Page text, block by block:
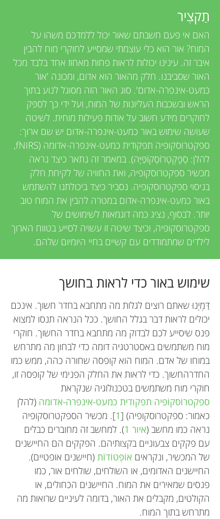
n
g
M
n
d
s
v
i
e
w
e
r
s
תַקצִיר
האם אי פעם חשבתם שאור יכול ללמדכם משהו על
המוח? אור הוא כלי עוצמתי שמסייע לחוקרי מוח להבין
איבר זה. עינינו יכולות לראות פחות מאחוז אחד בלבד מכל
האור שסביבנו. חלק מהאור הוא אדום, ומכונה 'אור
כמעט-אינפרה-אדום'. סוג האור הזה מסוגל לנוע בתוך
הראש ובשכבות העליונות של המוח, ועל ידי כך לספּק
לחוקרים מידע חשוב על אודות פעילות מוחית. לשיטה
שעושה שימוש באור כמעט-אינפרה-אדום יש שם ארוך:
ספקטרוסקופיה תפקודית כמעט-אינפרה-אדומה (fNIRS,
להלן: סְפֶּקְטְרוֹסְקוֹפִּיָּה). במאמר זה נתאר כיצד נראה
מכשיר ספקטרוסקופיה, ואת החוויה של לקיחת חלק
בניסוי ספקטרוסקופיה. נסביר כיצד ביכולתנו להשתמש
באור כמעט-אינפרה-אדום במטרה להבין את המוח טוב
יותר. לבסוף, נציג כמה דוגמאות לשימושים של
ספקטרוסקופיה, וכיצד שיטה זו עשויה לסייע בטווח הארוך
לילדים שמתמודדים עם קשיים בחיי היומיום שלהם.
שימוש באור כדי לראות בחושך
דַּמְיְנוּ שאתם רוצים לגלות מה מתחבא בחדר חשוך. אינכם
יכולים לראות דבר בגלל החושך. ככל הנראה תנסו למצוא
פנס שיסייע לכם לבדוק מה מתחבא בחדר החשוך. חוקרי
מוח משתמשים באסטרטגיה דומה כדי לבחון מה מתרחש
במוחו של אדם. המוח הוא קופסה שחורה כהה, ממש כמו
החדרהחשוך. כדי לראות את החלק הפנימי של קופסה זו,
חוקרי מוח משתמשים בטכנולוגיה שנקראת
ספקטרוֹסקוֹפיה תפקודית כמעט-אינפרה-אדומה (להלן
כאמור: ספקטרוסקופיה) [1]. מכשיר הספקטרוסקופיה
נראה כמו מחשב (איור 1 ). למחשב זה מחוברים כבלים
עם פקקים צבעוניים בקצותיהם. הפקקים הם החיישנים
של המכשיר, ונקראים אוֹפְּטוֹדוֹת(חיישנים אופטיים).
החיישנים האדומים, או השולחים, שולחים אור, כמו
פנסים שמאירים את המוח. החיישנים הכחולים, או
הקולטים, מקבלים את האור, בדומה לעיניים שרואות מה
מתרחש בתוך המוח.